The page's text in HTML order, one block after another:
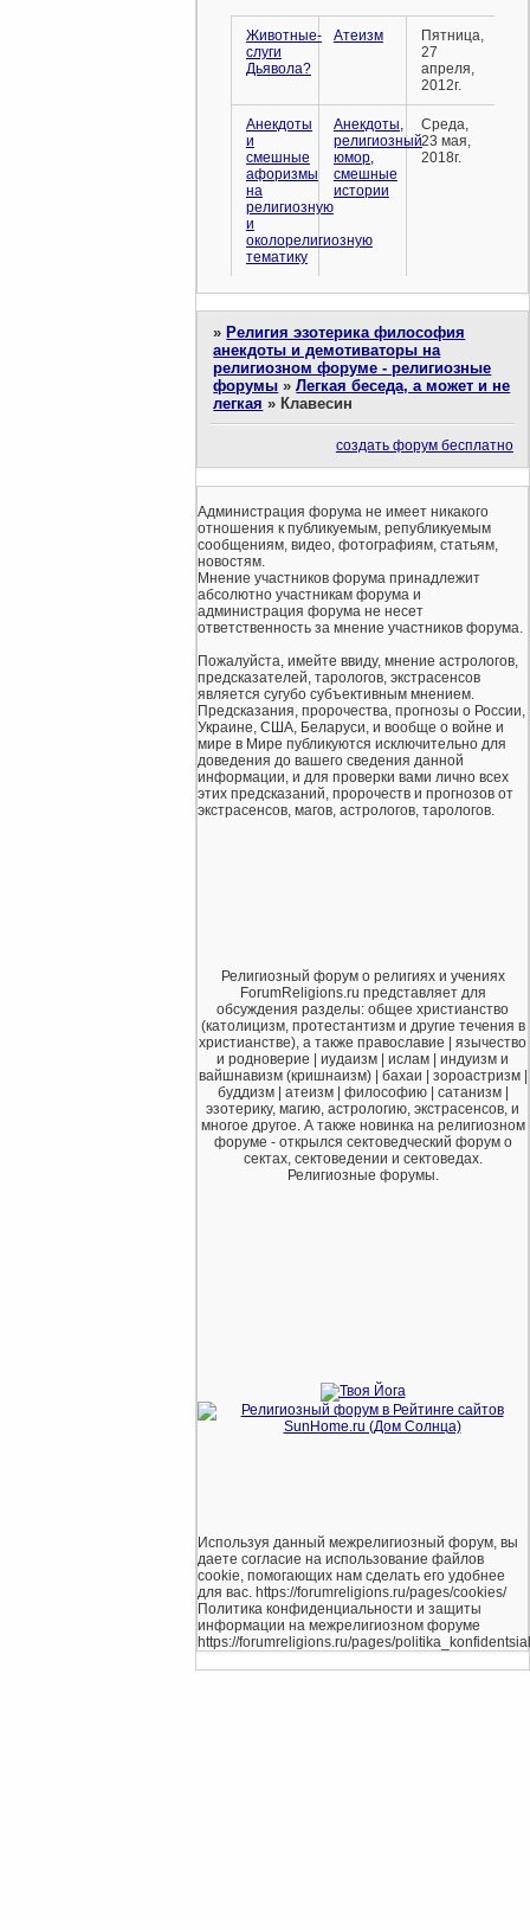
Животные-
слуги
Дьявола?
Атеизм
Пятница,
27
апреля,
2012г.
Анекдоты
и
смешные
афоризмы
на
религиозную
и
околорелигиозную
тематику
Анекдоты,
религиозный
юмор,
смешные
истории
Среда,
23 мая,
2018г.
» Религия эзотерика философия
анекдоты и демотиваторы на
религиозном форуме - религиозные
форумы »Легкая беседа, а может и не
легкая » Клавесин
создать форум бесплатно
Администрация форума не имеет никакого
отношения к публикуемым, републикуемым
сообщениям, видео, фотографиям, статьям,
новостям.
Мнение участников форума принадлежит
абсолютно участникам форума и
администрация форума не несет
ответственность за мнение участников форума.
Пожалуйста, имейте ввиду, мнение астрологов,
предсказателей, тарологов, экстрасенсов
является сугубо субъективным мнением.
Предсказания, пророчества, прогнозы о России,
Украине, США, Беларуси, и вообще о войне и
мире в Мире публикуются исключительно для
доведения до вашего сведения данной
информации, и для проверки вами лично всех
этих предсказаний, пророчеств и прогнозов от
экстрасенсов, магов, астрологов, тарологов.
Религиозный форум о религиях и учениях
ForumReligions.ru представляет для
обсуждения разделы: общее христианство
(католицизм, протестантизм и другие течения в
христианстве), а также православие | язычество
и родноверие | иудаизм | ислам | индуизм и
вайшнавизм (кришнаизм) | бахаи | зороастризм |
буддизм | атеизм | философию | сатанизм |
эзотерику, магию, астрологию, экстрасенсов, и
многое другое. А также новинка на религиозном
форуме - открылся сектоведческий форум о
сектах, сектоведении и сектоведах.
Религиозные форумы.
Используя данный межрелигиозный форум, вы
даете согласие на использование файлов
cookie, помогающих нам сделать его удобнее
для вас. https://forumreligions.ru/pages/cookies/
Политика конфиденциальности и защиты
информации на межрелигиозном форуме
https://forumreligions.ru/pages/